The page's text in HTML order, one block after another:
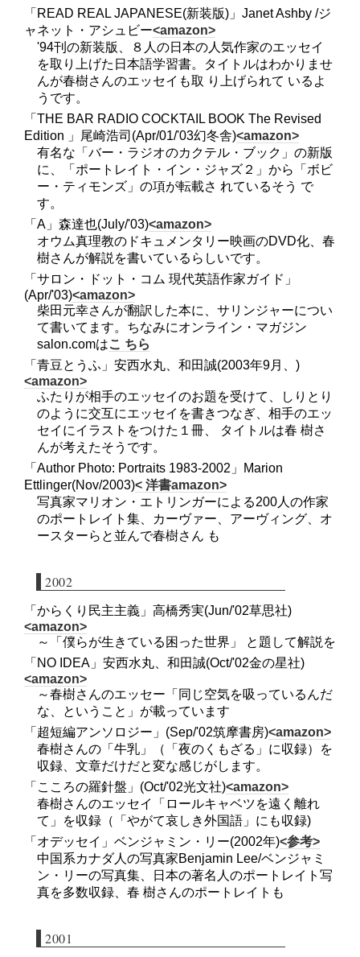
「READ REAL JAPANESE(新装版)」Janet Ashby /ジ
ャネット・アシュビー<amazon>
'94刊の新装版、８人の日本の人気作家のエッセイ
を取り上げた日本語学習書。タイトルはわかりませ
んが春樹さんのエッセイも取 り上げられて いるよ
うです。
「THE BAR RADIO COCKTAIL BOOK The Revised
Edition 」尾崎浩司(Apr/01/'03幻冬舎)<amazon>
有名な「バー・ラジオのカクテル・ブック」の新版
に、「ポートレイト・イン・ジャズ２」から「ボビ
ー・ティモンズ」の項が転載さ れているそう で
す。
「A」森達也(July/'03)<amazon>
オウム真理教のドキュメンタリー映画のDVD化、春
樹さんが解説を書いているらしいです。
「サロン・ドット・コム 現代英語作家ガイド」
(Apr/'03)<amazon>
柴田元幸さんが翻訳した本に、サリンジャーについ
て書いてます。ちなみにオンライン・マガジン
salon.comはこ ちら
「青豆とうふ」安西水丸、和田誠(2003年9月、)
<amazon>
ふたりが相手のエッセイのお題を受けて、しりとり
のように交互にエッセイを書きつなぎ、相手のエッ
セイにイラストをつけた１冊、 タイトルは春 樹さ
んが考えたそうです。
「Author Photo: Portraits 1983-2002」Marion
Ettlinger(Nov/2003)< 洋書amazon>
写真家マリオン・エトリンガーによる200人の作家
のポートレイト集、カーヴァー、アーヴィング、オ
ースターらと並んで春樹さん も
2002
「からくり民主主義」高橋秀実(Jun/'02草思社)
<amazon>
～「僕らが生きている困った世界」 と題して解説を
「NO IDEA」安西水丸、和田誠(Oct/'02金の星社)
<amazon>
～春樹さんのエッセー「同じ空気を吸っているんだ
な、ということ」が載っています
「超短編アンソロジー」(Sep/'02筑摩書房)<amazon>
春樹さんの「牛乳」（「夜のくもざる」に収録）を
収録、文章だけだと変な感じがします。
「こころの羅針盤」(Oct/'02光文社)<amazon>
春樹さんのエッセイ「ロールキャベツを遠く離れ
て」を収録（「やがて哀しき外国語」にも収録)
「オデッセイ」ベンジャミン・リー(2002年)<参考>
中国系カナダ人の写真家Benjamin Lee/ベンジャミ
ン・リーの写真集、日本の著名人のポートレイト写
真を多数収録、春 樹さんのポートレイトも
2001